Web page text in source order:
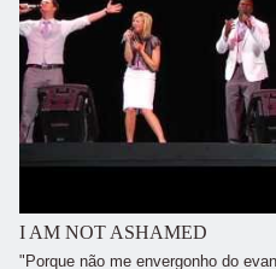
I AM NOT ASHAMED
"Porque não me envergonho do